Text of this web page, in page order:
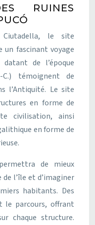
RUINES
le site
un fascinant voyage
de l’époque
C.) témoignent de
l’Antiquité. Le site
en forme de
civilisation, ainsi
en forme de
de mieux
l’île et d’imaginer
habitants. Des
le parcours, offrant
chaque structure.